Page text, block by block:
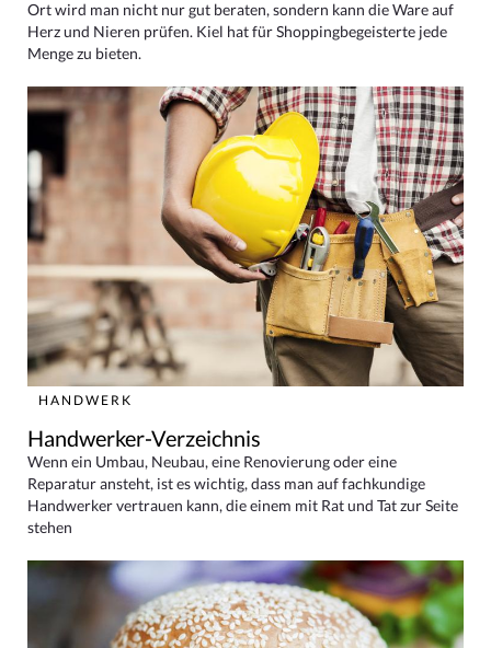
Ort wird man nicht nur gut beraten, sondern kann die Ware auf
Herz und Nieren prüfen. Kiel hat für Shoppingbegeisterte jede
Menge zu bieten.
HANDWERK
Handwerker-Verzeichnis
Wenn ein Umbau, Neubau, eine Renovierung oder eine
Reparatur ansteht, ist es wichtig, dass man auf fachkundige
Handwerker vertrauen kann, die einem mit Rat und Tat zur Seite
stehen